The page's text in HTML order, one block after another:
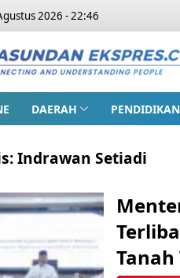
2026 - 22:46
DAERAH PENDIDIKAN
Indrawan Setiadi